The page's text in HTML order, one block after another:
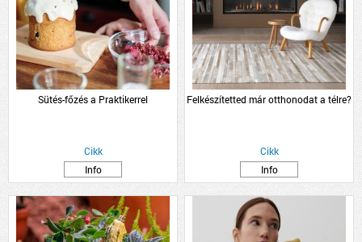
Sütés-főzés a Praktikerrel
Cikk
Info
Felkészítetted már otthonodat a télre?
Cikk
Info